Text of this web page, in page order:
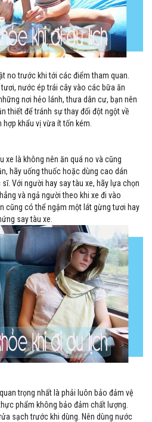
no trước khi tới các điểm tham quan.
nước ép trái cây vào các bữa ăn
nơi hẻo lánh, thưa dân cư, bạn nên
thiết để tránh sự thay đổi đột ngột về
khẩu vị vừa ít tốn kém.
xe là không nên ăn quá no và cũng
hãy uống thuốc hoặc dùng cao dán
Với người hay say tàu xe, hãy lựa chọn
và ngả người theo khi xe đi vào
cũng có thể ngậm một lát gừng tươi hay
say tàu xe.
trọng nhất là phải luôn bảo đảm vệ
phẩm không bảo đảm chất lượng.
sạch trước khi dùng. Nên dùng nước